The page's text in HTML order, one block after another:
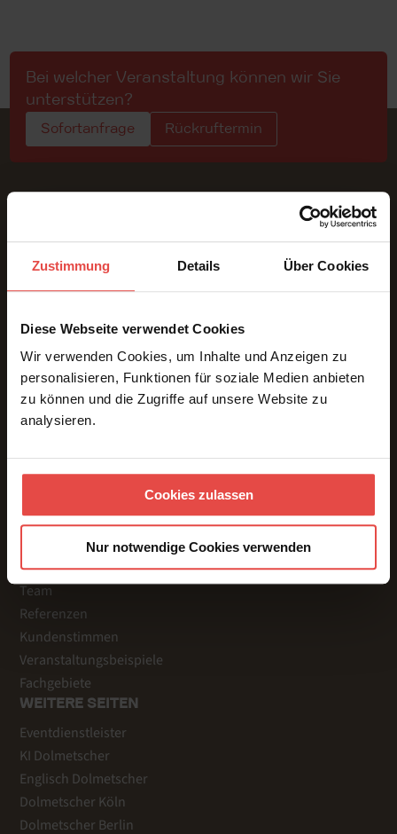
Zustimmung Details Über Cookies
Diese Webseite verwendet Cookies
Wir verwenden Cookies, um Inhalte und Anzeigen zu
personalisieren, Funktionen für soziale Medien anbieten
zu können und die Zugriffe auf unsere Website zu
analysieren.
Cookies zulassen
Nur notwendige Cookies verwenden
Bei welcher Veranstaltung können wir Sie
unterstützen?
Sofortanfrage Rückruftermin
Konferenzdolmetschen | Präsenz · Online · Hybrid
LEISTUNGEN
Präsenz
Online
Hybrid
Dolmetschtechnik
Voice Over
Untertitelung
Team
Referenzen
Kundenstimmen
Veranstaltungsbeispiele
Fachgebiete
WEITERE SEITEN
Eventdienstleister
KI Dolmetscher
Englisch Dolmetscher
Dolmetscher Köln
Dolmetscher Berlin